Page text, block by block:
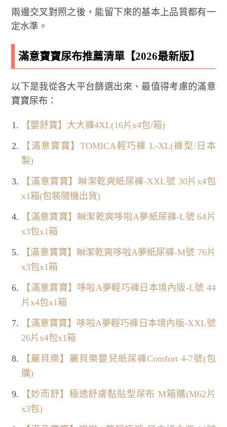
兩邊交叉對照之後，能留下來的基本上品質都有一
定水準。
滿意寶寶尿布推薦清單【2026最新版】
以下是我從各大平台篩選出來、最值得考慮的滿意
寶寶尿布：
【嬰舒寶】大大褲4XL(16片x4包/箱)
【滿意寶寶】TOMICA輕巧褲 L-XL(褲型/日本
製)
【滿意寶寶】瞬潔乾爽紙尿褲-XXL號 30片x4包
x1箱(包裝隨機出貨)
【滿意寶寶】瞬潔乾爽哆啦A夢紙尿褲-L號 64片
x3包x1箱
【滿意寶寶】瞬潔乾爽哆啦A夢紙尿褲-M號 76片
x3包x1箱
【滿意寶寶】哆啦A夢輕巧褲日本境內版-L號 44
片x4包x1箱
【滿意寶寶】哆啦A夢輕巧褲日本境內版-XXL號
26片x4包x1箱
【麗貝樂】麗貝樂嬰兒紙尿褲Comfort 4-7號(包
購)
【妙而舒】極透舒膚黏貼型尿布 M箱購(M62片
x3包)